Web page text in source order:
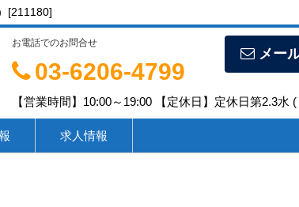
[211180]
メー
お電話でのお問合せ
03-6206-4799
【営業時間】10:00～19:00 【定休日】定休日第2.3水
求人情報